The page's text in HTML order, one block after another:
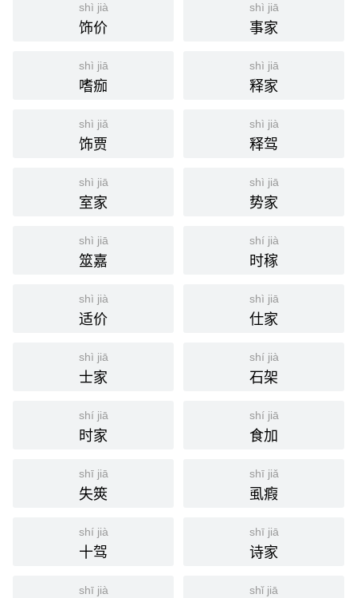
shì jià
饰价
shì jiā
事家
shì jiā
嗜痂
shì jiā
释家
shì jiǎ
饰贾
shì jià
释驾
shì jiā
室家
shì jiā
势家
shì jiā
筮嘉
shí jià
时稼
shì jià
适价
shì jiā
仕家
shì jiā
士家
shí jià
石架
shí jiā
时家
shí jiā
食加
shī jiā
失筴
shī jiǎ
虱瘕
shí jià
十驾
shī jiā
诗家
shī jià shǐ jiā